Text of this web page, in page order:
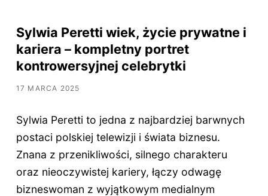
Sylwia Peretti wiek, życie prywatne i
kariera – kompletny portret
kontrowersyjnej celebrytki
17 MARCA 2025
Sylwia Peretti to jedna z najbardziej barwnych
postaci polskiej telewizji i świata biznesu.
Znana z przenikliwości, silnego charakteru
oraz nieoczywistej kariery, łączy odwagę
bizneswoman z wyjątkowym medialnym